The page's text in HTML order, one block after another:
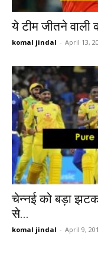
ये टीम जीतने
komal jindal - April 13,
चेन्नई को बड़ा
से...
komal jindal - April 9,